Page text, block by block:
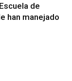
de
han manejado